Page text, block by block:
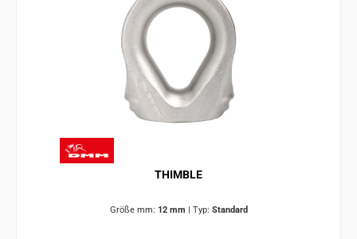
THIMBLE
Größe mm: 12 mm Typ: Standard